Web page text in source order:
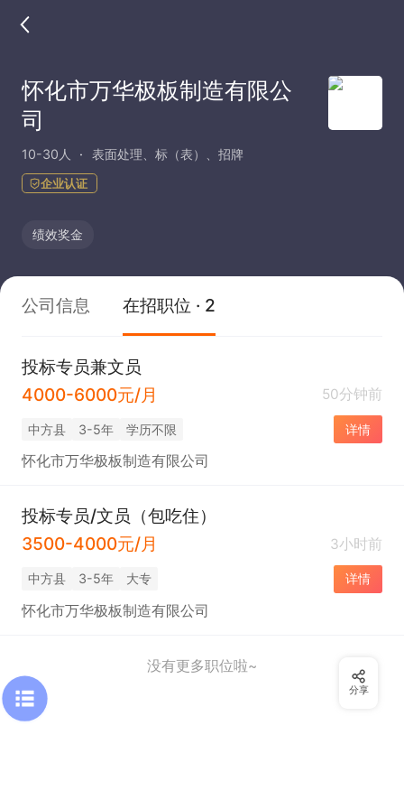
怀化市万华极板制造有限公
司
10-30人 表面处理、标（表）、招牌
企业认证
绩效奖金
公司信息 在招职位 · 2
投标专员兼文员
4000-6000元/月
50分钟前
中方县 3-5年 学历不限 详情
怀化市万华极板制造有限公司
投标专员/文员（包吃住）
3500-4000元/月
3小时前
中方县 3-5年 大专 详情
怀化市万华极板制造有限公司
没有更多职位啦~
分享